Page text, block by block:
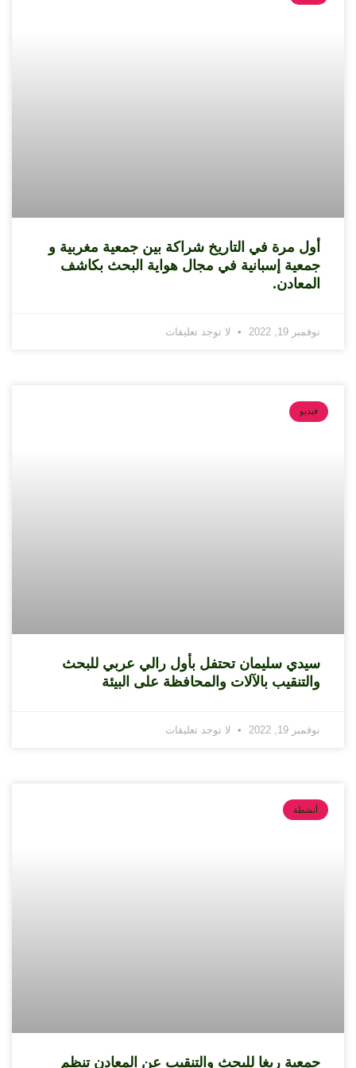
أول مرة في التاريخ شراكة بين جمعية مغربية و
جمعية إسبانية في مجال هواية البحث بكاشف
المعادن.
نوفمبر 19, 2022 لا توجد تعليقات
فيديو
سيدي سليمان تحتفل بأول رالي عربي للبحث
والتنقيب بالآلات والمحافظة على البيئة
نوفمبر 19, 2022 لا توجد تعليقات
أنشطة
جمعية ريغا للبحث والتنقيب عن المعادن تنظم